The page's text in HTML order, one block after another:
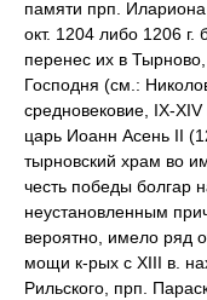
памяти прп.
окт. 1204 либо 1206 г.
перенес их в
Господня (см.:
средновековие, IX-
царь Иоанн Асень II
тырновский храм во
честь победы болгар
неустановленным
вероятно, имело ряд
мощи к-рых с XIII в.
Рильского, прп.